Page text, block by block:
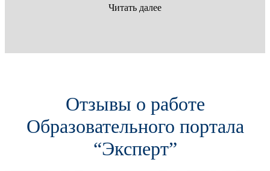
Читать далее
Отзывы о работе
Образовательного портала
“Эксперт”